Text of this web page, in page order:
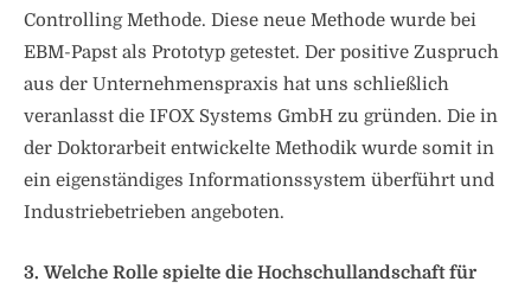
Controlling Methode. Diese neue Methode wurde bei
EBM-Papst als Prototyp getestet. Der positive Zuspruch
aus der Unternehmenspraxis hat uns schließlich
veranlasst die IFOX Systems GmbH zu gründen. Die in
der Doktorarbeit entwickelte Methodik wurde somit in
ein eigenständiges Informationssystem überführt und
Industriebetrieben angeboten.
3. Welche Rolle spielte die Hochschullandschaft für